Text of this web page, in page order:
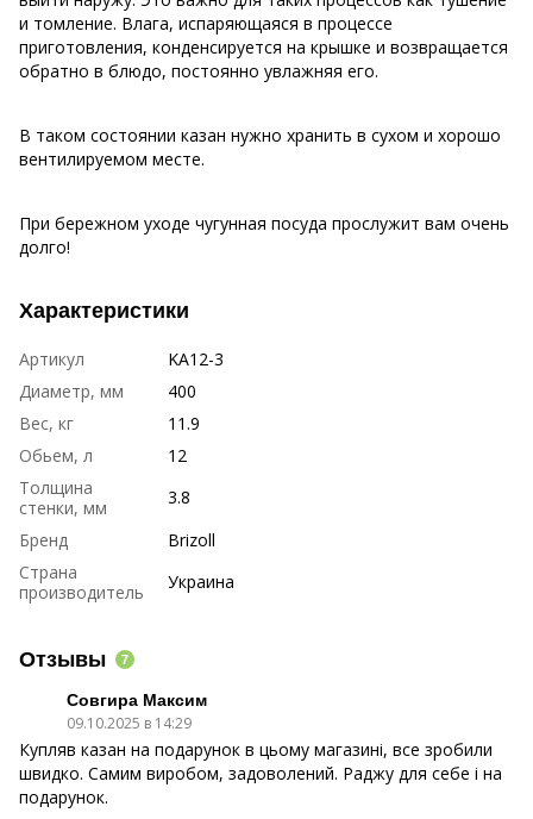
и томление. Влага, испаряющаяся в процессе
приготовления, конденсируется на крышке и возвращается
обратно в блюдо, постоянно увлажняя его.
В таком состоянии казан нужно хранить в сухом и хорошо
вентилируемом месте.
При бережном уходе чугунная посуда прослужит вам очень
долго!
Характеристики
Артикул
KA12-3
Диаметр, мм
400
Вес, кг
11.9
Обьем, л
12
Толщина
стенки, мм
3.8
Бренд
Brizoll
Страна
производитель
Украина
Отзывы 7
Совгира Максим
09.10.2025 в 14:29
Купляв казан на подарунок в цьому магазині, все зробили
швидко. Самим виробом, задоволений. Раджу для себе і на
подарунок.